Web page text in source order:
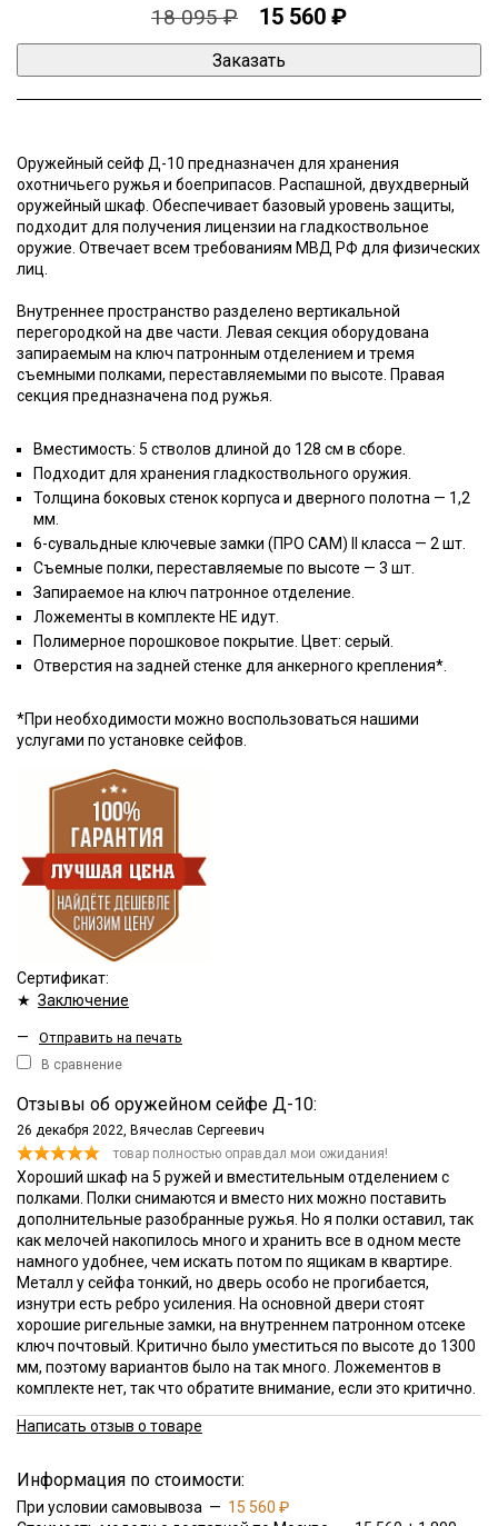
18 095 ₽ 15 560 ₽
Оружейный сейф Д-10 предназначен для хранения
охотничьего ружья и боеприпасов. Распашной, двухдверный
оружейный шкаф. Обеспечивает базовый уровень защиты,
подходит для получения лицензии на гладкоствольное
оружие. Отвечает всем требованиям МВД РФ для физических
лиц.
Внутреннее пространство разделено вертикальной
перегородкой на две части. Левая секция оборудована
запираемым на ключ патронным отделением и тремя
съемными полками, переставляемыми по высоте. Правая
секция предназначена под ружья.
Вместимость: 5 стволов длиной до 128 см в сборе.
Подходит для хранения гладкоствольного оружия.
Толщина боковых стенок корпуса и дверного полотна — 1,2
мм.
6-сувальдные ключевые замки (ПРО САМ) II класса — 2 шт.
Съемные полки, переставляемые по высоте — 3 шт.
Запираемое на ключ патронное отделение.
Ложементы в комплекте НЕ идут.
Полимерное порошковое покрытие. Цвет: серый.
Отверстия на задней стенке для анкерного крепления*.
*При необходимости можно воспользоваться нашими
услугами по установке сейфов.
Сертификат:
★ Заключение
— Отправить на печать
В сравнение
Отзывы об оружейном сейфе Д-10:
26 декабря 2022, Вячеслав Сергеевич
товар полностью оправдал мои ожидания!
Хороший шкаф на 5 ружей и вместительным отделением с
полками. Полки снимаются и вместо них можно поставить
дополнительные разобранные ружья. Но я полки оставил, так
как мелочей накопилось много и хранить все в одном месте
намного удобнее, чем искать потом по ящикам в квартире.
Металл у сейфа тонкий, но дверь особо не прогибается,
изнутри есть ребро усиления. На основной двери стоят
хорошие ригельные замки, на внутреннем патронном отсеке
ключ почтовый. Критично было уместиться по высоте до 1300
мм, поэтому вариантов было на так много. Ложементов в
комплекте нет, так что обратите внимание, если это критично.
Написать отзыв о товаре
Информация по стоимости:
При условии самовывоза — 15 560 ₽